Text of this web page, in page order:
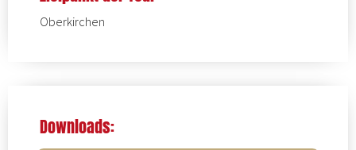
Oberkirchen
Downloads: